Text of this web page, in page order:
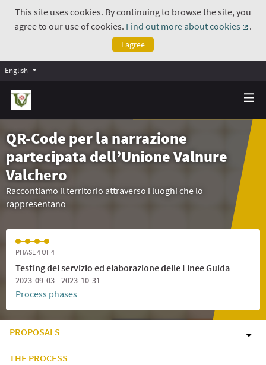
This site uses cookies. By continuing to browse the site, you
agree to our use of cookies. Find out more about cookies
.
I agree
English
QR-Code per la narrazione
partecipata dell’Unione Valnure
Valchero
Raccontiamo il territorio attraverso i luoghi che lo
rappresentano
PHASE 4 OF 4
Testing del servizio ed elaborazione delle Linee Guida
2023-09-03 - 2023-10-31
Process phases
PROPOSALS
THE PROCESS